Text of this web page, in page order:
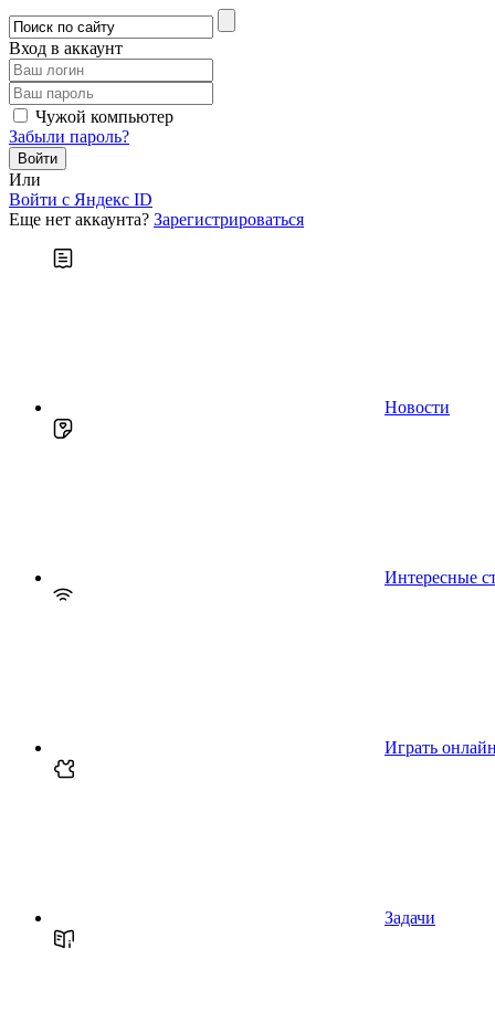
Вход в аккаунт
Чужой компьютер
Забыли пароль?
Или
Войти c Яндекс ID
Еще нет аккаунта? Зарегистрироваться
Новости
Интересные
Играть онлайн
Задачи